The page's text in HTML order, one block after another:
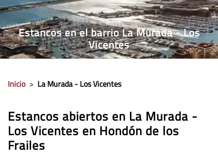
Estancos en el barrio La Murada - Los
Vicentes
Inicio > La Murada - Los Vicentes
Estancos abiertos en La Murada -
Los Vicentes en Hondón de los
Frailes